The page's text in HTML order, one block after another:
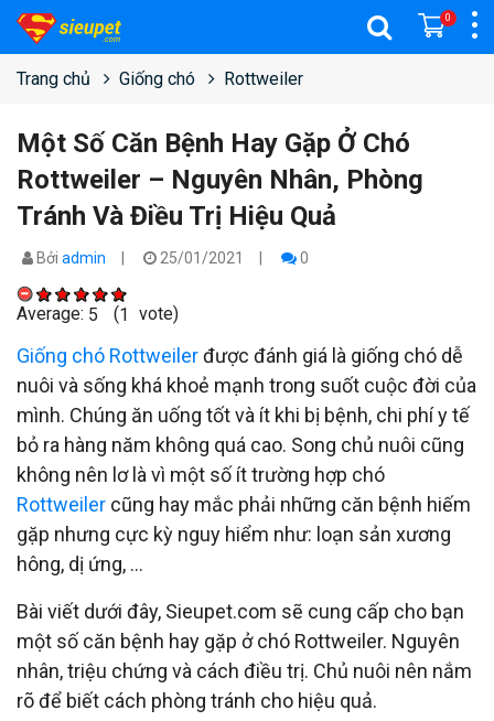
0
Trang chủ Giống chó Rottweiler
Một Số Căn Bệnh Hay Gặp Ở Chó
Rottweiler – Nguyên Nhân, Phòng
Tránh Và Điều Trị Hiệu Quả
Bởi admin 25/01/2021 0
Average: 5 (1 vote)
Giống chó Rottweilerđược đánh giá là giống chó dễ
nuôi và sống khá khoẻ mạnh trong suốt cuộc đời của
mình. Chúng ăn uống tốt và ít khi bị bệnh, chi phí y tế
bỏ ra hàng năm không quá cao. Song chủ nuôi cũng
không nên lơ là vì một số ít trường hợp chó
Rottweiler cũng hay mắc phải những căn bệnh hiếm
gặp nhưng cực kỳ nguy hiểm như: loạn sản xương
hông, dị ứng, …
Bài viết dưới đây, Sieupet.com sẽ cung cấp cho bạn
một số căn bệnh hay gặp ở chó Rottweiler. Nguyên
nhân, triệu chứng và cách điều trị. Chủ nuôi nên nắm
rõ để biết cách phòng tránh cho hiệu quả.